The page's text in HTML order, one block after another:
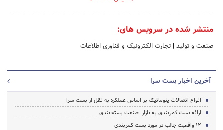
منتشر شده در سرویس های:
صنعت و تولید | تجارت الکترونیک و فناوری اطلاعات
آخرین اخبار بست سرا
انواع اتصالات پنوماتیک بر اساس عملکرد به نقل از بست سرا
ارائه بست کمربندی به بازار صنعت بسته بندی
۱۲ واقعیت جالب در مورد بست کمربندی